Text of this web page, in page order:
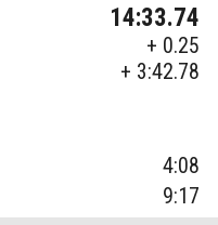
14:33.74
+ 0.25
+ 3:42.78
4:08
9:17